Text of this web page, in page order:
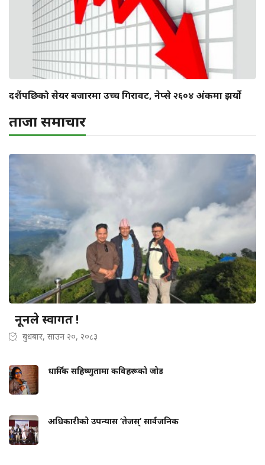
दशैंपछिको सेयर बजारमा उच्च गिरावट, नेप्से २६०४ अंकमा झर्याे
ताजा समाचार
नूनले स्वागत !
बुधबार, साउन २०, २०८३
धार्मिक सहिष्णुतामा कविहरूको जोड
अधिकारीको उपन्यास ‘तेजस्’ सार्वजनिक